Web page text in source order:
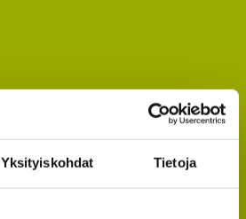
Yksityiskohdat Tietoja